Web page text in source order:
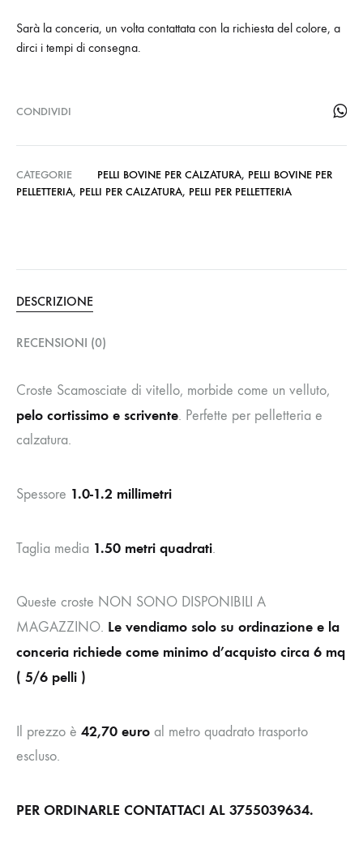
Sarà la conceria, un volta contattata con la richiesta del colore, a
dirci i tempi di consegna.
CONDIVIDI
CATEGORIE PELLI BOVINE PER CALZATURA, PELLI BOVINE PER
PELLETTERIA, PELLI PER CALZATURA, PELLI PER PELLETTERIA
DESCRIZIONE
RECENSIONI (0)
Croste Scamosciate di vitello, morbide come un velluto,
pelo cortissimo e scrivente. Perfette per pelletteria e
calzatura.
Spessore 1.0-1.2 millimetri
Taglia media 1.50 metri quadrati.
Queste croste NON SONO DISPONIBILI A
MAGAZZINO. Le vendiamo solo su ordinazione e la
conceria richiede come minimo d’acquisto circa 6 mq
( 5/6 pelli )
Il prezzo è 42,70 euro al metro quadrato trasporto
escluso.
PER ORDINARLE CONTATTACI AL 3755039634.